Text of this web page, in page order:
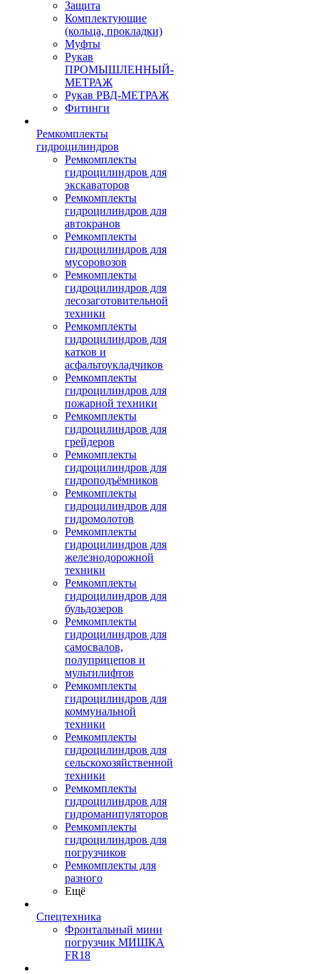
Защита
Комплектующие
(кольца, прокладки)
Муфты
Рукав
ПРОМЫШЛЕННЫЙ-
МЕТРАЖ
Рукав РВД-МЕТРАЖ
Фитинги
Ремкомплекты
гидроцилиндров
Ремкомплекты
гидроцилиндров для
экскаваторов
Ремкомплекты
гидроцилиндров для
автокранов
Ремкомплекты
гидроцилиндров для
мусоровозов
Ремкомплекты
гидроцилиндров для
лесозаготовительной
техники
Ремкомплекты
гидроцилиндров для
катков и
асфальтоукладчиков
Ремкомплекты
гидроцилиндров для
пожарной техники
Ремкомплекты
гидроцилиндров для
грейдеров
Ремкомплекты
гидроцилиндров для
гидроподъёмников
Ремкомплекты
гидроцилиндров для
гидромолотов
Ремкомплекты
гидроцилиндров для
железнодорожной
техники
Ремкомплекты
гидроцилиндров для
бульдозеров
Ремкомплекты
гидроцилиндров для
самосвалов,
полуприцепов и
мультилифтов
Ремкомплекты
гидроцилиндров для
коммунальной
техники
Ремкомплекты
гидроцилиндров для
сельскохозяйственной
техники
Ремкомплекты
гидроцилиндров для
гидроманипуляторов
Ремкомплекты
гидроцилиндров для
погрузчиков
Ремкомплекты для
разного
Ещё
Спецтехника
Фронтальный мини
погрузчик МИШКА
FR18